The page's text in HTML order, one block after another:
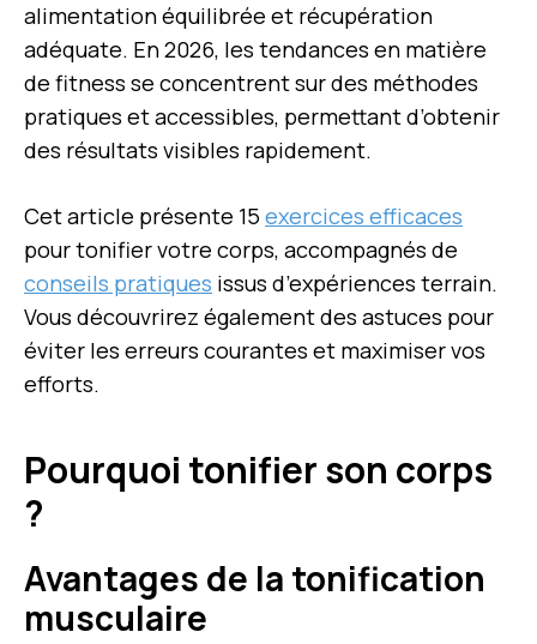
alimentation équilibrée et récupération
adéquate. En 2026, les tendances en matière
de fitness se concentrent sur des méthodes
pratiques et accessibles, permettant d’obtenir
des résultats visibles rapidement.
Cet article présente 15 exercices efficaces
pour tonifier votre corps, accompagnés de
conseils pratiques issus d’expériences terrain.
Vous découvrirez également des astuces pour
éviter les erreurs courantes et maximiser vos
efforts.
Pourquoi tonifier son corps
?
Avantages de la tonification
musculaire